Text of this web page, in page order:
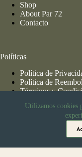
Utilizamos cookies
Shop
About Par 72
Contacto
Políticas
Política de
Política de
Términos y
cualquier parte de la